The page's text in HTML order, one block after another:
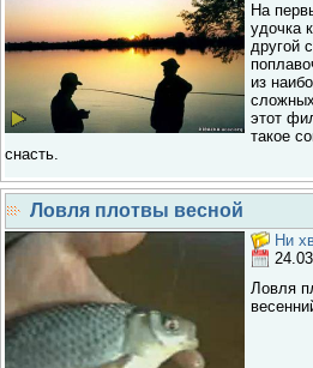
На
удочка
другой
из
этот
такое
снасть.
Ловля плотвы весной
Ни
Ловля